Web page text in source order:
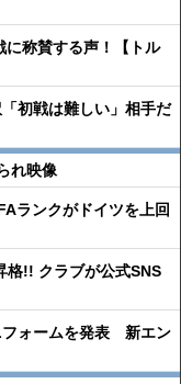
に称賛する声！【トル
初戦は難しい」相手だ
れ映像
ランクがドイツを上回
格!! クラブが公式SNS
フォームを発表 新エン